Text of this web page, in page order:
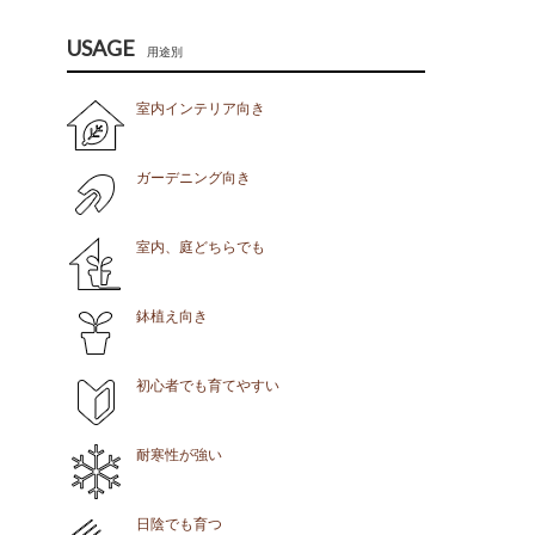
USAGE 用途別
室内インテリア向き
ガーデニング向き
室内、庭どちらでも
鉢植え向き
初心者でも育てやすい
耐寒性が強い
日陰でも育つ